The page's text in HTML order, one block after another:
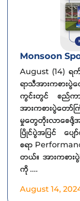
Monsoon
August (14) ရ
ရာသီအားကစား
ကွင်းတွင် စည်ကာ
အားကစားပွဲတော်ကြီ
မှုတွေတိုးလာစေ
ပြိုင်ပွဲအပြင် ပျော်
စရာ
တယ်။ အားကစား
ကို ....
August 14,